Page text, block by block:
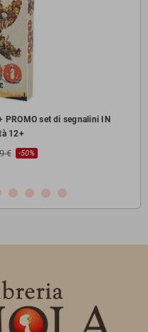
PROMO set di segnalini IN
12+
€ -50%